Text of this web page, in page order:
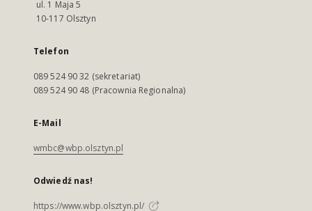
ul. 1 Maja 5
10-117 Olsztyn
Telefon
089 524 90 32 (sekretariat)
089 524 90 48 (Pracownia Regionalna)
E-Mail
wmbc@wbp.olsztyn.pl
Odwiedź nas!
https://www.wbp.olsztyn.pl/